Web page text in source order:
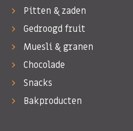
Pitten & zaden
Gedroogd fruit
Muesli & granen
Chocolade
Snacks
Bakproducten